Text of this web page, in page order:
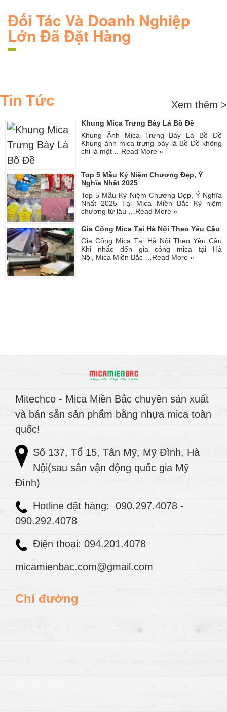
Đối Tác Và Doanh Nghiệp
Lớn Đã Đặt Hàng
Tin Tức Xem thêm >
Khung Mica Trưng Bày Lá Bồ Đề
Khung Ảnh Mica Trưng Bày Lá Bồ Đề
Khung ảnh mica trưng bày lá Bồ Đề không
chỉ là một … Read More »
Top 5 Mẫu Kỷ Niệm Chương Đẹp, Ý
Nghĩa Nhất 2025
Top 5 Mẫu Kỷ Niệm Chương Đẹp, Ý Nghĩa
Nhất 2025 Tại Mica Miền Bắc Kỷ niệm
chương từ lâu … Read More »
Gia Công Mica Tại Hà Nội Theo Yêu Cầu
Gia Công Mica Tại Hà Nội Theo Yêu Cầu
Khi nhắc đến gia công mica tại Hà
Nội, Mica Miền Bắc …Read More »
Mitechco - Mica Miền Bắc chuyên sản xuất
và bán sẵn sản phẩm bằng nhựa mica toàn
quốc!
Số 137, Tổ 15, Tân Mỹ, Mỹ Đình, Hà
Nội(sau sân vận động quốc gia Mỹ
Đình)
Hotline đặt hàng: 090.297.4078 -
090.292.4078
Điện thoại: 094.201.4078
micamienbac.com@gmail.com
Chỉ đường